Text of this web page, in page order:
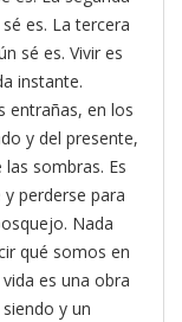
es. La tercera
sé es. Vivir es
instante.
entrañas, en los
y del presente,
sombras. Es
perderse para
Nada
qué somos en
es una obra
y un